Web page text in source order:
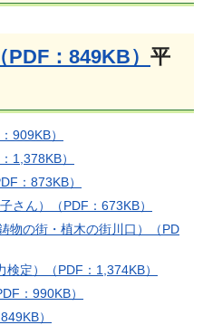
：849KB） 平
909KB）
1,378KB）
：873KB）
さん）（PDF：673KB）
物の街・植木の街川口）（PD
定）（PDF：1,374KB）
：990KB）
）